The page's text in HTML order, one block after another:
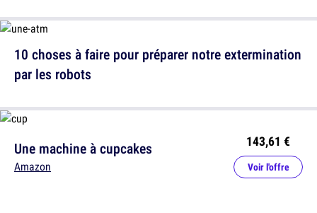
10 choses à faire pour préparer notre extermination
par les robots
Une machine à cupcakes
Amazon
143,61 €
Voir l'offre